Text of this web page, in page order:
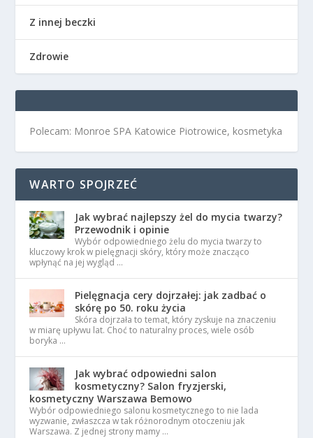
Z innej beczki
Zdrowie
Polecam: Monroe SPA Katowice Piotrowice, kosmetyka
WARTO SPOJRZEĆ
Jak wybrać najlepszy żel do mycia twarzy?
Przewodnik i opinie
Wybór odpowiedniego żelu do mycia twarzy to
kluczowy krok w pielęgnacji skóry, który może znacząco
wpłynąć na jej wygląd …
Pielęgnacja cery dojrzałej: jak zadbać o
skórę po 50. roku życia
Skóra dojrzała to temat, który zyskuje na znaczeniu
w miarę upływu lat. Choć to naturalny proces, wiele osób
boryka …
Jak wybrać odpowiedni salon
kosmetyczny? Salon fryzjerski,
kosmetyczny Warszawa Bemowo
Wybór odpowiedniego salonu kosmetycznego to nie lada
wyzwanie, zwłaszcza w tak różnorodnym otoczeniu jak
Warszawa. Z jednej strony mamy …